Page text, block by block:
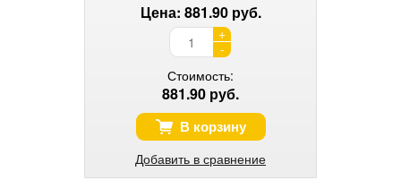
Цена: 881.90 руб.
+
-
Стоимость:
881.90 руб.
В корзину
Добавить в сравнение